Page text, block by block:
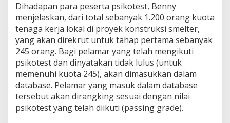
,
P
e
a
m
a
r
T
i
d
a
Dihadapan para peserta psikotest, Benny
menjelaskan, dari total sebanyak 1.200 orang kuota
tenaga kerja lokal di proyek konstruksi smelter,
yang akan direkrut untuk tahap pertama sebanyak
245 orang. Bagi pelamar yang telah mengikuti
psikotest dan dinyatakan tidak lulus (untuk
memenuhi kuota 245), akan dimasukkan dalam
database. Pelamar yang masuk dalam database
tersebut akan dirangking sesuai dengan nilai
psikotest yang telah diikuti (passing grade).